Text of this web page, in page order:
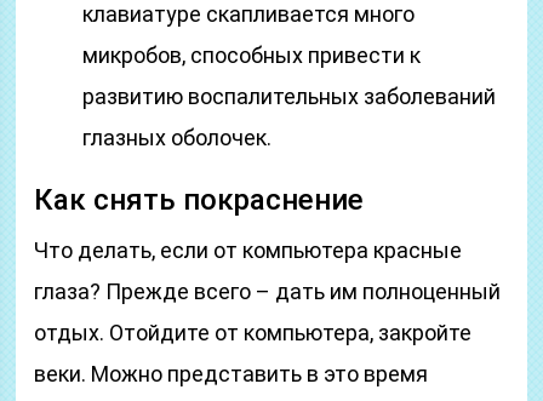
клавиатуре скапливается много
микробов, способных привести к
развитию воспалительных заболеваний
глазных оболочек.
Как снять покраснение
Что делать, если от компьютера красные
глаза? Прежде всего – дать им полноценный
отдых. Отойдите от компьютера, закройте
веки. Можно представить в это время